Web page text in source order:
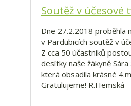
Soutěž v účesové
Dne 27.2.2018 proběhla
v Pardubicích soutěž v
Z cca 50 účastníků
desítky naše žákyně
která obsadila krásné
Gratulujeme! R.Hemská